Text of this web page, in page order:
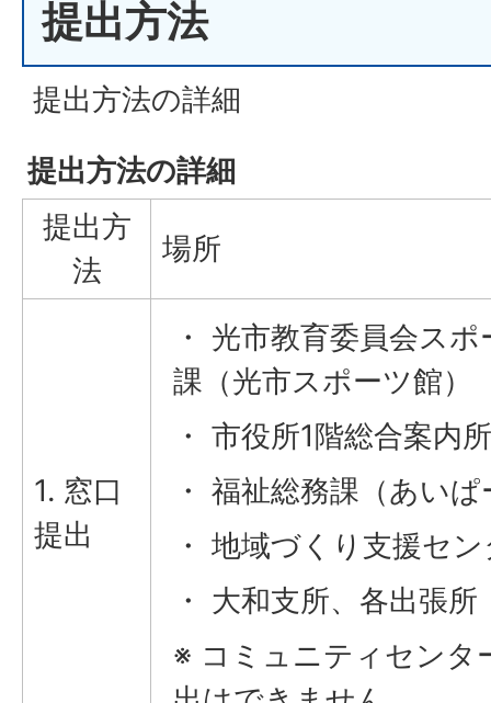
提出方法
提出方法の詳細
提出方法の詳細
提出方
法
場所
1. 窓口
提出
・ 光市教育委員会ス
課（光市スポーツ館）
・ 市役所1階総合案内所
・ 福祉総務課（あい
・ 地域づくり支援セ
・ 大和支所、各出張所
※ コミュニティセンタ